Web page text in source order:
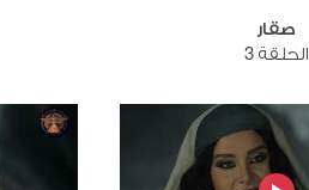
صقار
الحلقة 3